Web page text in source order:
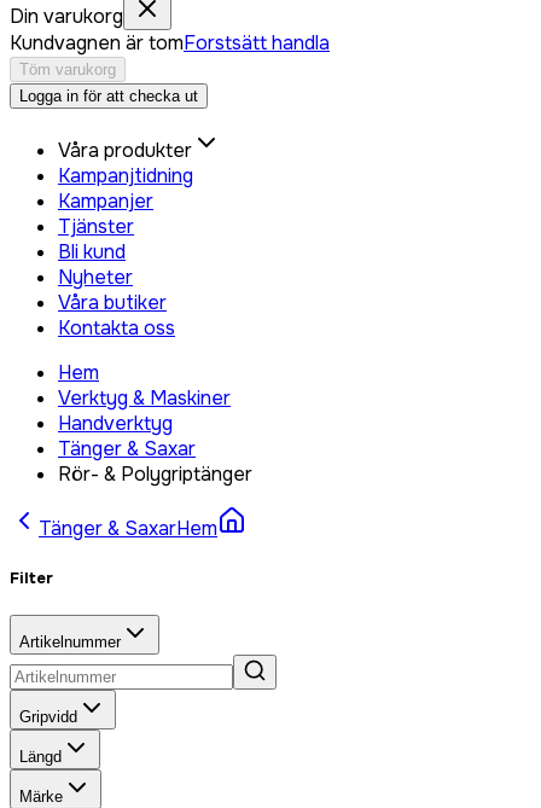
Din varukorg
Kundvagnen är tomForstsätt handla
Töm varukorg
Logga in för att checka ut
Våra produkter
Kampanjtidning
Kampanjer
Tjänster
Bli kund
Nyheter
Våra butiker
Kontakta oss
Hem
Verktyg & Maskiner
Handverktyg
Tänger & Saxar
Rör- & Polygriptänger
Tänger & SaxarHem
Filter
Artikelnummer
Gripvidd
Längd
Märke